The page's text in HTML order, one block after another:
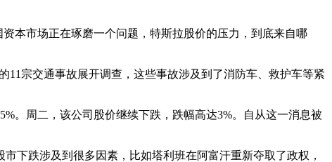
本市场正在琢磨一个问题，特斯拉股价的压力，到底来自哪
宗交通事故展开调查，这些事故涉及到了消防车、救护车等紧
。周二，该公司股价继续下跌，跌幅高达3%。自从这一消息被
下跌涉及到很多因素，比如塔利班在阿富汗重新夺取了政权，